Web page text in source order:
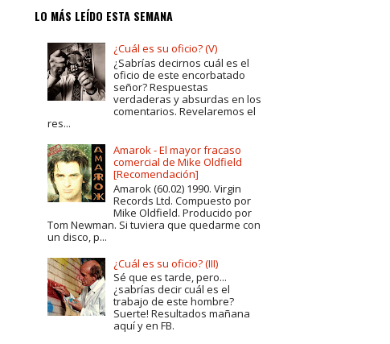
LO MÁS LEÍDO ESTA SEMANA
¿Cuál es su oficio? (V)
¿Sabrías decirnos cuál es el
oficio de este encorbatado
señor? Respuestas
verdaderas y absurdas en los
comentarios. Revelaremos el
res...
Amarok - El mayor fracaso
comercial de Mike Oldfield
[Recomendación]
Amarok (60.02) 1990. Virgin
Records Ltd. Compuesto por
Mike Oldfield. Producido por
Tom Newman. Si tuviera que quedarme con
un disco, p...
¿Cuál es su oficio? (III)
Sé que es tarde, pero...
¿sabrías decir cuál es el
trabajo de este hombre?
Suerte! Resultados mañana
aquí y en FB.